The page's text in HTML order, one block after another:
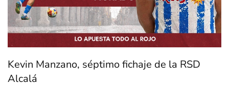
Kevin Manzano, séptimo fichaje de la RSD
Alcalá